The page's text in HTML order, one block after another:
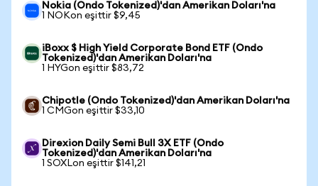
Nokia (Ondo Tokenized)'dan Amerikan Doları'na
1 NOKon eşittir $9,45
iBoxx $ High Yield Corporate Bond ETF (Ondo
Tokenized)'dan Amerikan Doları'na
1 HYGon eşittir $83,72
Chipotle (Ondo Tokenized)'dan Amerikan Doları'na
1 CMGon eşittir $33,10
Direxion Daily Semi Bull 3X ETF (Ondo
Tokenized)'dan Amerikan Doları'na
1 SOXLon eşittir $141,21